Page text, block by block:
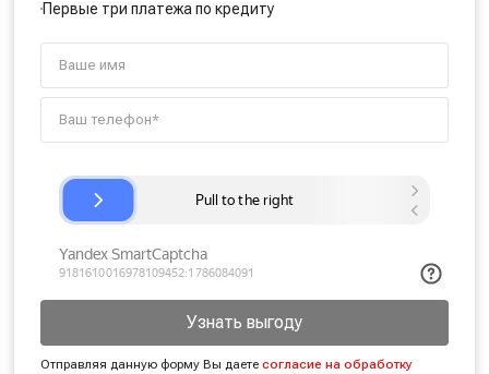
Первые три платежа по кредиту
Узнать выгоду
Отправляя данную форму Вы даетесогласие на обработку